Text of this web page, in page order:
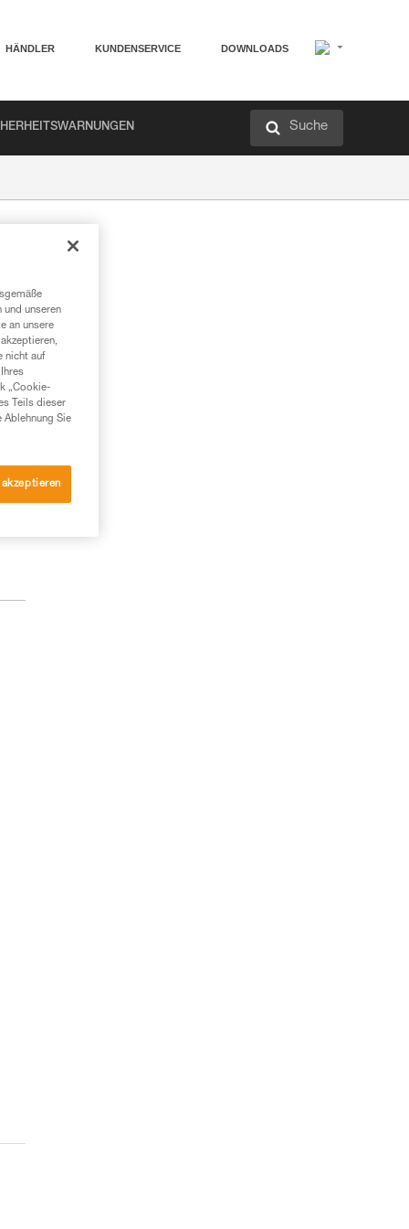
HÄNDLER KUNDENSERVICE DOWNLOADS
Suche
und unseren
an unsere
nicht auf
„Cookie-
Teils dieser
Ablehnung Sie